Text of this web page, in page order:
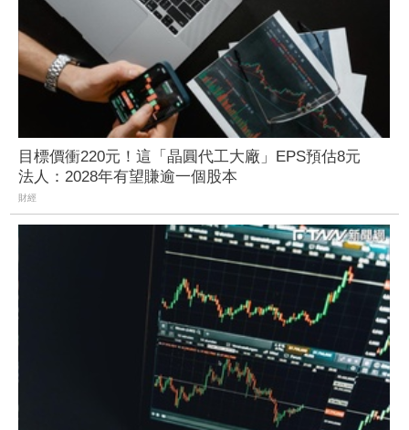
目標價衝220元！這「晶圓代工大廠」EPS預估8元
法人：2028年有望賺逾一個股本
財經